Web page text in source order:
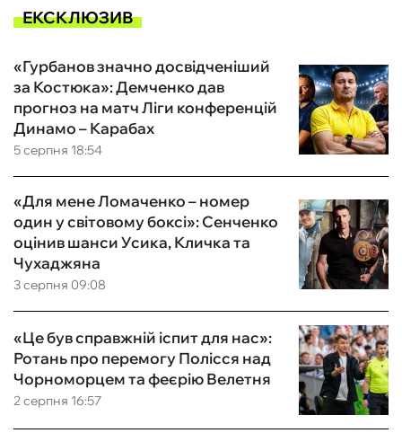
ЕКСКЛЮЗИВ
5 серпня 18:54
«Гурбанов значно досвідченіший
за Костюка»: Демченко дав
прогноз на матч Ліги конференцій
Динамо – Карабах
3 серпня 09:08
«Для мене Ломаченко – номер
один у світовому боксі»: Сенченко
оцінив шанси Усика, Кличка та
Чухаджяна
2 серпня 16:57
«Це був справжній іспит для нас»:
Ротань про перемогу Полісся над
Чорноморцем та феєрію Велетня